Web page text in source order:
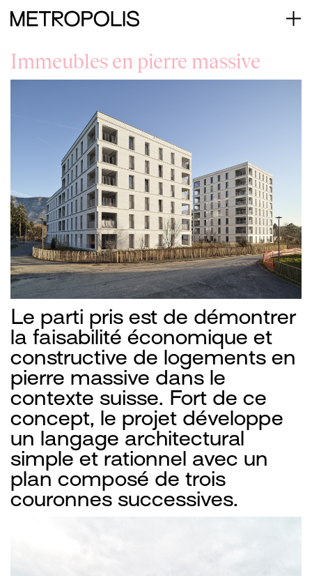
Immeubles en pierre massive
Le parti pris est de démontrer
la faisabilité économique et
constructive de logements en
pierre massive dans le
contexte suisse. Fort de ce
concept, le projet développe
un langage architectural
simple et rationnel avec un
plan composé de trois
couronnes successives.